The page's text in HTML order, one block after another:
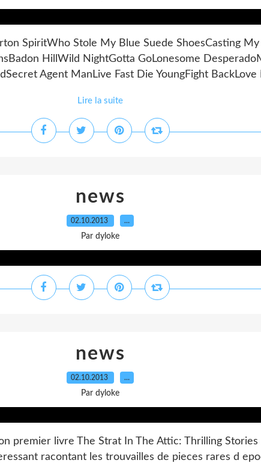
SpiritWho Stole My Blue Suede ShoesCasting My
HillWild NightGotta GoLonesome
Agent ManLive Fast Die YoungFight BackLove
Lire la suite
news
02.10.2013 …
Par dyloke
news
02.10.2013 …
Par dyloke
premier livre The Strat In The Attic: Thrilling
racontant les trouvailles de pieces rares d